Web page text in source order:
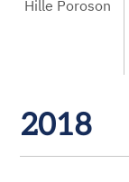
Hille Poroson
2018